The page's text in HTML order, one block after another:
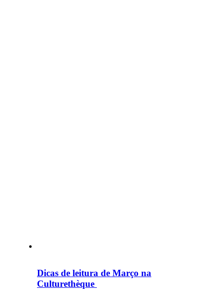
Dicas de leitura de Março na
Culturethèque